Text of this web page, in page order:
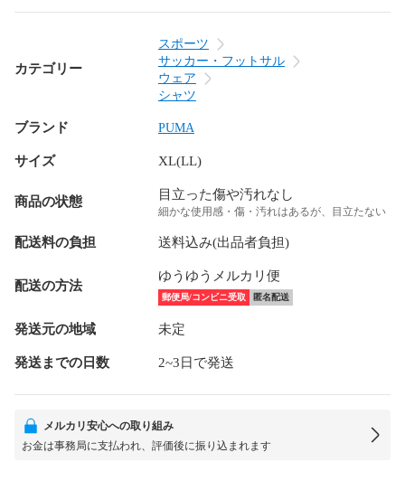
カテゴリー
スポーツ
サッカー・フットサル
ウェア
シャツ
ブランド PUMA
サイズ XL(LL)
商品の状態 目立った傷や汚れなし
細かな使用感・傷・汚れはあるが、目立たない
配送料の負担 送料込み(出品者負担)
配送の方法
ゆうゆうメルカリ便
郵便局/コンビニ受取 匿名配送
発送元の地域 未定
発送までの日数 2~3日で発送
メルカリ安心への取り組み
お金は事務局に支払われ、評価後に振り込まれます